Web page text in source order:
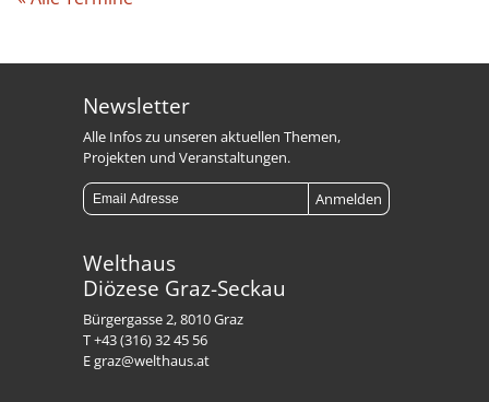
Newsletter
Alle Infos zu unseren aktuellen Themen,
Projekten und Veranstaltungen.
Welthaus
Diözese Graz-Seckau
Bürgergasse 2, 8010 Graz
T +43 (316) 32 45 56
E graz@welthaus.at